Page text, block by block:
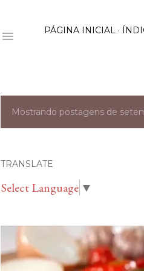
PÁGINA INICIAL
P
s
t
e
Mostrando postagens de
TRANSLATE
Select Language ▼